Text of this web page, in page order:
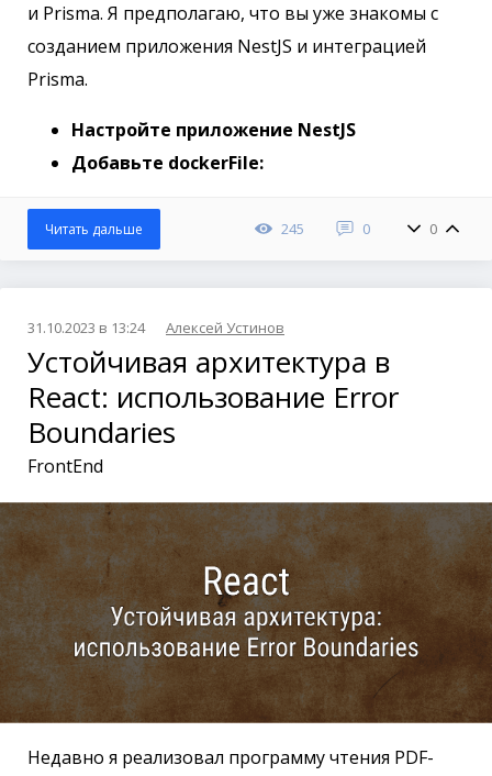
и Prisma. Я предполагаю, что вы уже знакомы с
созданием приложения NestJS и интеграцией
Prisma.
Настройте приложение NestJS
Добавьте dockerFile:
245 0 0
Читать дальше
31.10.2023 в 13:24 Алексей Устинов
Устойчивая архитектура в
React: использование Error
Boundaries
FrontEnd
Недавно я реализовал программу чтения PDF-